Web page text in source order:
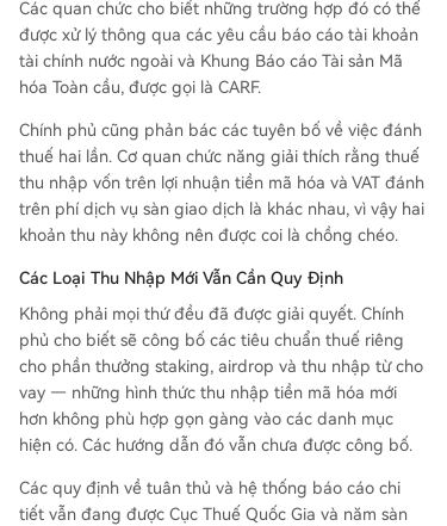
Các quan chức cho biết những trường hợp đó có thể
được xử lý thông qua các yêu cầu báo cáo tài khoản
tài chính nước ngoài và Khung Báo cáo Tài sản Mã
hóa Toàn cầu, được gọi là CARF.
Chính phủ cũng phản bác các tuyên bố về việc đánh
thuế hai lần. Cơ quan chức năng giải thích rằng thuế
thu nhập vốn trên lợi nhuận tiền mã hóa và VAT đánh
trên phí dịch vụ sàn giao dịch là khác nhau, vì vậy hai
khoản thu này không nên được coi là chồng chéo.
Các Loại Thu Nhập Mới Vẫn Cần Quy Định
Không phải mọi thứ đều đã được giải quyết. Chính
phủ cho biết sẽ công bố các tiêu chuẩn thuế riêng
cho phần thưởng staking, airdrop và thu nhập từ cho
vay — những hình thức thu nhập tiền mã hóa mới
hơn không phù hợp gọn gàng vào các danh mục
hiện có. Các hướng dẫn đó vẫn chưa được công bố.
Các quy định về tuân thủ và hệ thống báo cáo chi
tiết vẫn đang được Cục Thuế Quốc Gia và năm sàn